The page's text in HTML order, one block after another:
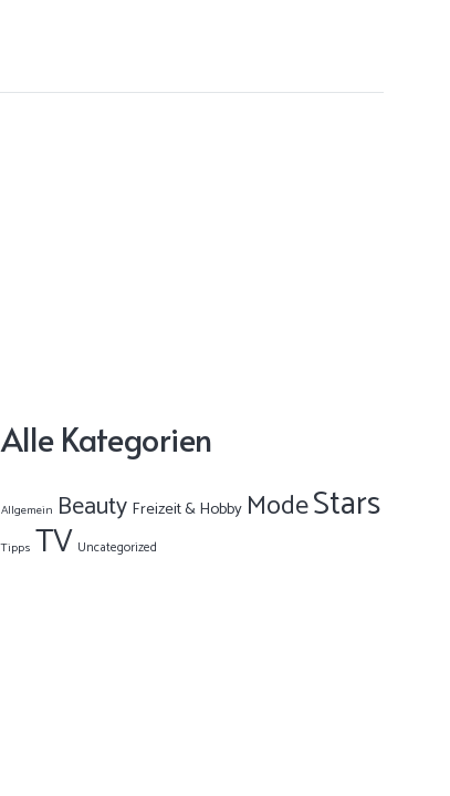
Alle Kategorien
Allgemein Beauty Freizeit & Hobby ModeStars
Tipps TV Uncategorized